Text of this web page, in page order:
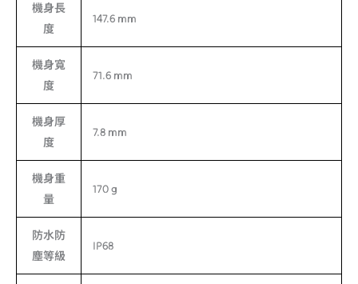
機身長
度
147.6 mm
機身寬
度
71.6 mm
機身厚
度
7.8 mm
機身重
量
170 g
防水防
塵等級
IP68